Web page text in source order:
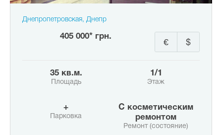
Днепропетровская, Днепр
405 000* грн.
$
€
35 кв.м.
Площадь
1/1
Этаж
+
Парковка
с косметическим
ремонтом
Ремонт (состояние)